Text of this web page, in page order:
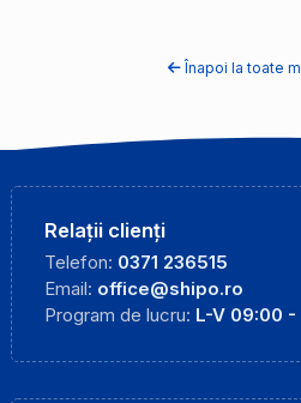
Înapoi la toate
Relații clienți
Telefon: 0371 236515
Email: office@shipo.ro
Program de lucru: L-V 09:00 -